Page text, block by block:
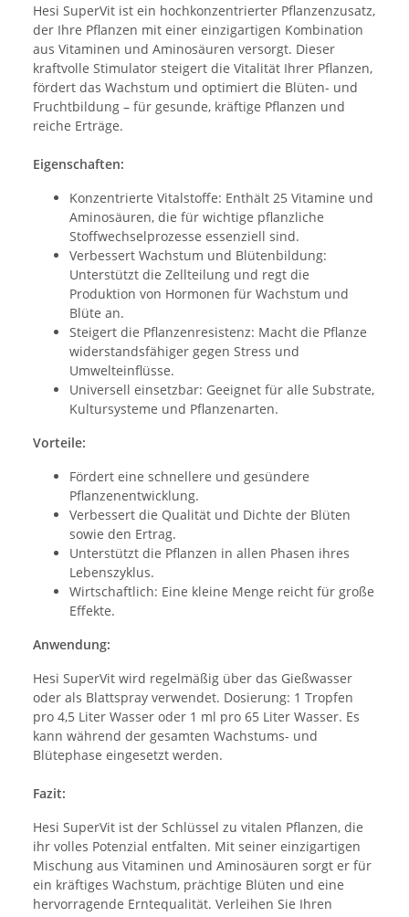
Hesi SuperVit ist ein hochkonzentrierter Pflanzenzusatz,
der Ihre Pflanzen mit einer einzigartigen Kombination
aus Vitaminen und Aminosäuren versorgt. Dieser
kraftvolle Stimulator steigert die Vitalität Ihrer Pflanzen,
fördert das Wachstum und optimiert die Blüten- und
Fruchtbildung – für gesunde, kräftige Pflanzen und
reiche Erträge.
Eigenschaften:
Konzentrierte Vitalstoffe: Enthält 25 Vitamine und
Aminosäuren, die für wichtige pflanzliche
Stoffwechselprozesse essenziell sind.
Verbessert Wachstum und Blütenbildung:
Unterstützt die Zellteilung und regt die
Produktion von Hormonen für Wachstum und
Blüte an.
Steigert die Pflanzenresistenz: Macht die Pflanze
widerstandsfähiger gegen Stress und
Umwelteinflüsse.
Universell einsetzbar: Geeignet für alle Substrate,
Kultursysteme und Pflanzenarten.
Vorteile:
Fördert eine schnellere und gesündere
Pflanzenentwicklung.
Verbessert die Qualität und Dichte der Blüten
sowie den Ertrag.
Unterstützt die Pflanzen in allen Phasen ihres
Lebenszyklus.
Wirtschaftlich: Eine kleine Menge reicht für große
Effekte.
Anwendung:
Hesi SuperVit wird regelmäßig über das Gießwasser
oder als Blattspray verwendet. Dosierung: 1 Tropfen
pro 4,5 Liter Wasser oder 1 ml pro 65 Liter Wasser. Es
kann während der gesamten Wachstums- und
Blütephase eingesetzt werden.
Fazit:
Hesi SuperVit ist der Schlüssel zu vitalen Pflanzen, die
ihr volles Potenzial entfalten. Mit seiner einzigartigen
Mischung aus Vitaminen und Aminosäuren sorgt er für
ein kräftiges Wachstum, prächtige Blüten und eine
hervorragende Erntequalität. Verleihen Sie Ihren